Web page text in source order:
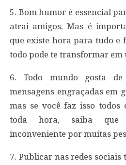
5. Bom humor é essencial
atrai amigos. Mas é
que existe hora para tudo e
todo pode te transformar em
6. Todo mundo gosta
mensagens engraçadas em
mas se você faz isso todos
toda hora, saiba que
inconveniente por muitas
7. Publicar nas redes sociais